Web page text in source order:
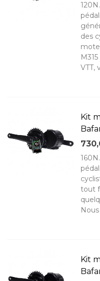
des
VTT,
Kit
tout
Kit